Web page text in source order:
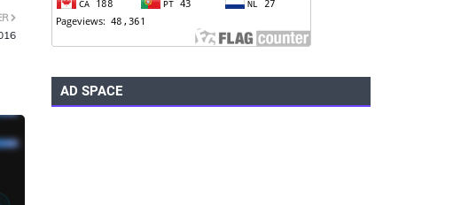
AD SPACE